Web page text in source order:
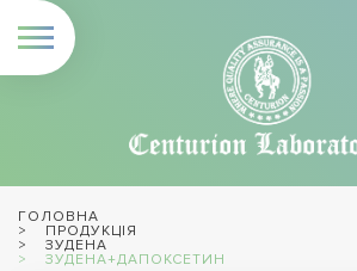
ГОЛОВНА
ПРОДУКЦІЯ
ЗУДЕНА
ЗУДЕНА+ДАПОКСЕТИН